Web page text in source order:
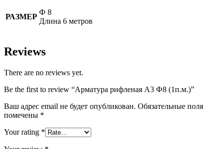
РАЗМЕР
Ф 8
Длина 6 метров
Reviews
There are no reviews yet.
Be the first to review “Арматура рифленая А3 Ф8 (1п.м.)”
Ваш адрес email не будет опубликован. Обязательные поля
помечены *
Your rating *